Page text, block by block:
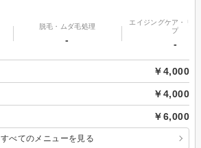
脱毛・ムダ毛処理
-
エイジングケア・リ
プ
-
￥4,000
￥4,000
￥6,000
すべてのメニューを見る